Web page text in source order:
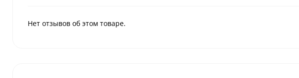
Нет отзывов об этом товаре.